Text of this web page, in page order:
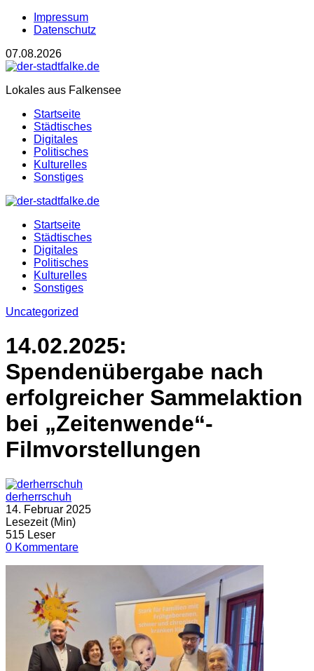
Impressum
Datenschutz
07.08.2026
Lokales aus Falkensee
Startseite
Städtisches
Digitales
Politisches
Kulturelles
Sonstiges
Startseite
Städtisches
Digitales
Politisches
Kulturelles
Sonstiges
Uncategorized
14.02.2025:
Spendenübergabe nach
erfolgreicher Sammelaktion
bei „Zeitenwende“-
Filmvorstellungen
derherrschuh
14. Februar 2025
Lesezeit (Min)
515 Leser
0 Kommentare